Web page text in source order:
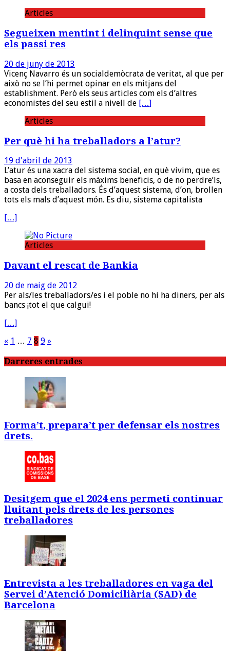
Articles
Segueixen mentint i delinquint sense que
els passi res
20 de juny de 2013
Vicenç Navarro és un socialdemòcrata de veritat, al que per
això no se l’hi permet opinar en els mitjans del
establishment. Però els seus articles com els d’altres
economistes del seu estil a nivell de […]
Articles
Per què hi ha treballadors a l’atur?
19 d'abril de 2013
L’atur és una xacra del sistema social, en què vivim, que es
basa en aconseguir els màxims beneficis, o de no perdre’ls,
a costa dels treballadors. És d’aquest sistema, d’on, brollen
tots els mals d’aquest món. Es diu, sistema capitalista
[…]
Articles
Davant el rescat de Bankia
20 de maig de 2012
Per als/les treballadors/es i el poble no hi ha diners, per als
bancs ¡tot el que calgui!
[…]
Paginació
de
les
entrades
« 1 … 7 8 9 »
Darreres entrades
Forma’t, prepara’t per defensar els nostres
drets.
Desitgem que el 2024 ens permeti continuar
lluitant pels drets de les persones
treballadores
Entrevista a les treballadores en vaga del
Servei d’Atenció Domiciliària (SAD) de
Barcelona